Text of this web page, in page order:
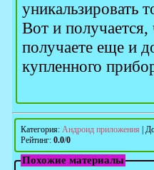
уникальзировать
Вот и
получаете еще и
купленного
Категория: Андроид приложения
Рейтинг: 0.0/0
Похожие материалы